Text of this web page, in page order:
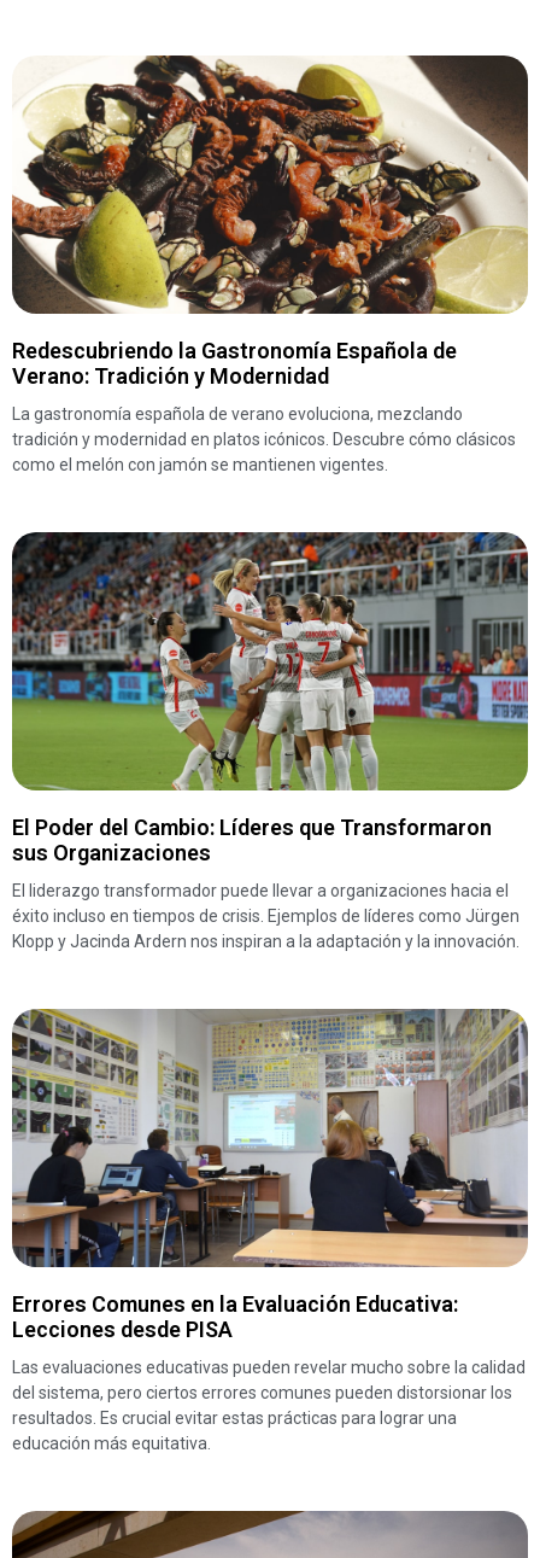
Redescubriendo la Gastronomía Española de
Verano: Tradición y Modernidad
La gastronomía española de verano evoluciona, mezclando
tradición y modernidad en platos icónicos. Descubre cómo clásicos
como el melón con jamón se mantienen vigentes.
El Poder del Cambio: Líderes que Transformaron
sus Organizaciones
El liderazgo transformador puede llevar a organizaciones hacia el
éxito incluso en tiempos de crisis. Ejemplos de líderes como Jürgen
Klopp y Jacinda Ardern nos inspiran a la adaptación y la innovación.
Errores Comunes en la Evaluación Educativa:
Lecciones desde PISA
Las evaluaciones educativas pueden revelar mucho sobre la calidad
del sistema, pero ciertos errores comunes pueden distorsionar los
resultados. Es crucial evitar estas prácticas para lograr una
educación más equitativa.